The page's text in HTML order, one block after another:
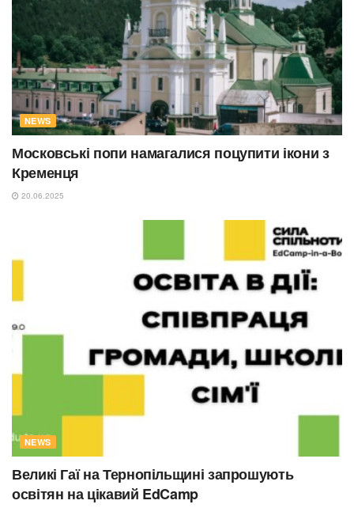
NEWS
Московські попи намагалися поцупити ікони з
Кременця
20.06.2025
NEWS
Великі Гаї на Тернопільщині запрошують
освітян на цікавий EdCamp